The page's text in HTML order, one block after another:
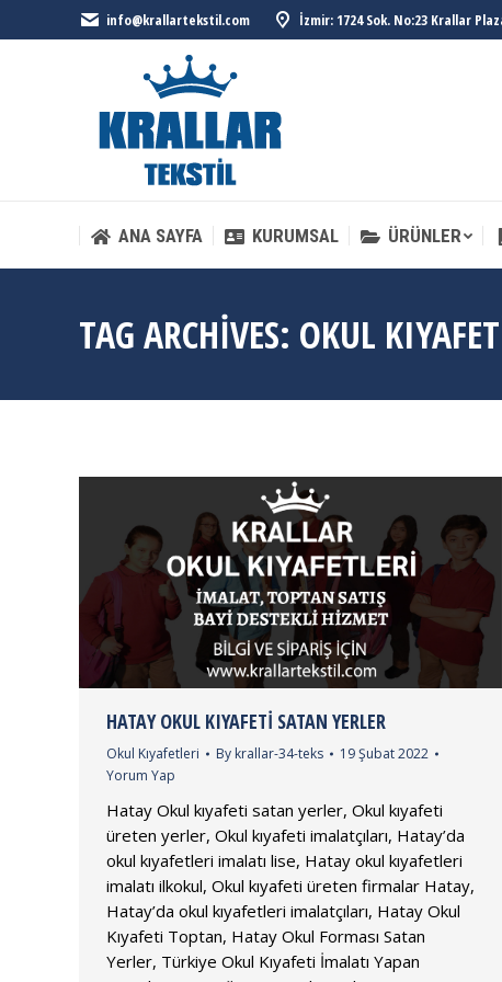
info@krallartekstil.com İzmir: 1724 Sok. No:23 Krallar
ANA SAYFA KURUMSAL ÜRÜNLER
TAG ARCHIVES: OKUL
HATAY OKUL KIYAFETI SATAN YERLER
Okul Kıyafetleri By krallar-34-teks
19 Şubat 2022
Yorum Yap
Hatay Okul kıyafeti satan yerler, Okul kıyafeti
üreten yerler, Okul kıyafeti imalatçıları, Hatay’da
okul kıyafetleri imalatı lise, Hatay okul kıyafetleri
imalatı ilkokul, Okul kıyafeti üreten firmalar Hatay,
Hatay’da okul kıyafetleri imalatçıları, Hatay Okul
Kıyafeti Toptan, Hatay Okul Forması Satan
Yerler, Türkiye Okul Kıyafeti İmalatı Yapan
ANA SAYFA KURUMSAL ÜRÜNLER